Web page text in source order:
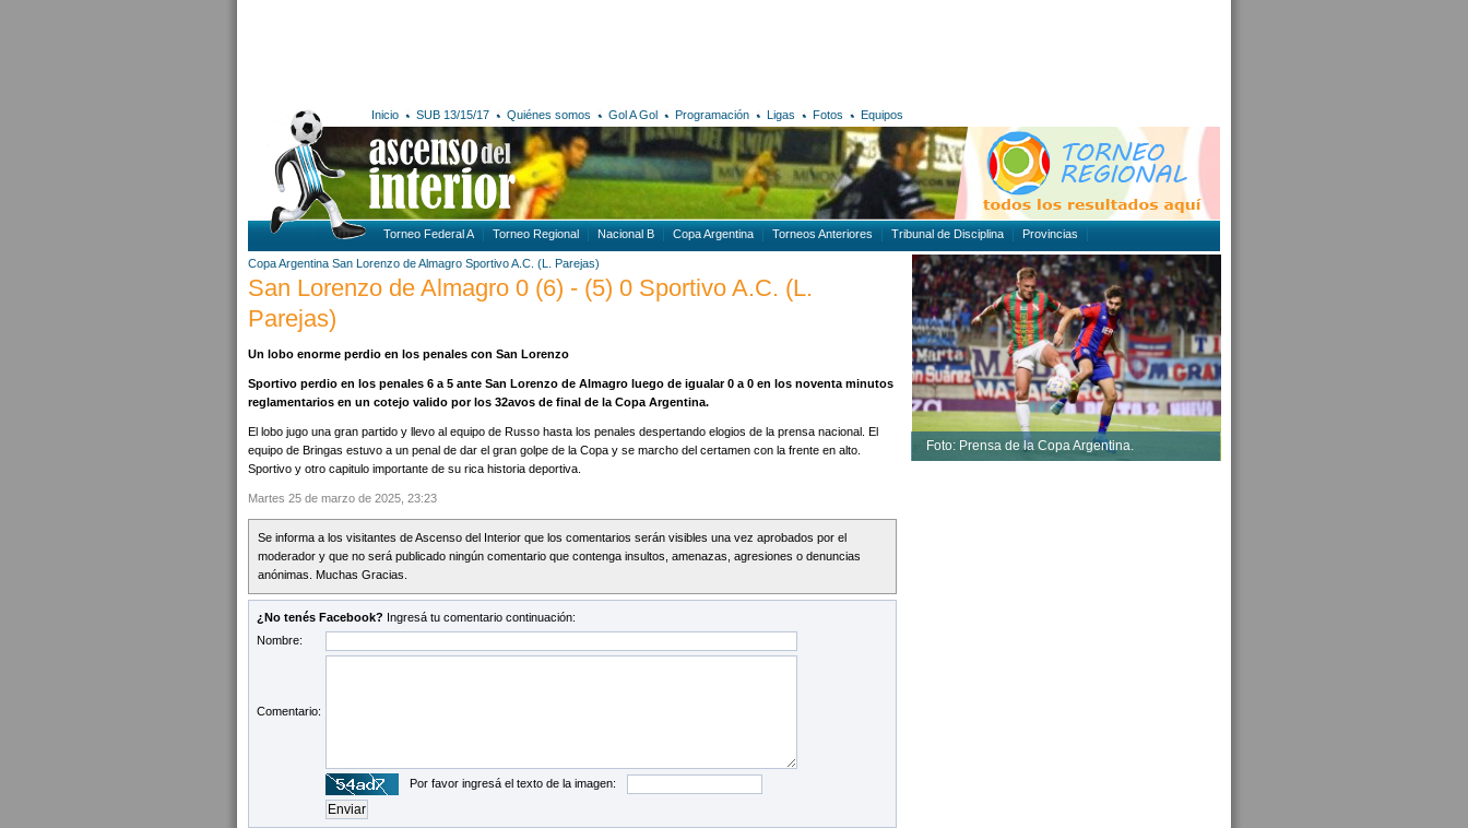
Inicio SUB 13/15/17 Quiénes somos Gol A Gol Programación Ligas Fotos Equipos
Torneo Federal A Torneo Regional Nacional B Copa Argentina Torneos Anteriores Tribunal de Disciplina Provincias
Copa Argentina San Lorenzo de Almagro Sportivo A.C. (L. Parejas)
San Lorenzo de Almagro 0 (6) - (5) 0 Sportivo A.C. (L.
Parejas)
Un lobo enorme perdio en los penales con San Lorenzo
Sportivo perdio en los penales 6 a 5 ante San Lorenzo de Almagro luego de igualar 0 a 0 en los noventa minutos
reglamentarios en un cotejo valido por los 32avos de final de la Copa Argentina.
El lobo jugo una gran partido y llevo al equipo de Russo hasta los penales despertando elogios de la prensa nacional. El
equipo de Bringas estuvo a un penal de dar el gran golpe de la Copa y se marcho del certamen con la frente en alto.
Sportivo y otro capitulo importante de su rica historia deportiva.
Martes 25 de marzo de 2025, 23:23
Se informa a los visitantes de Ascenso del Interior que los comentarios serán visibles una vez aprobados por el
moderador y que no será publicado ningún comentario que contenga insultos, amenazas, agresiones o denuncias
anónimas. Muchas Gracias.
¿No tenés Facebook? Ingresá tu comentario continuación:
Nombre:
Comentario:
Por favor ingresá el texto de la imagen:
Foto: Prensa de la Copa Argentina.